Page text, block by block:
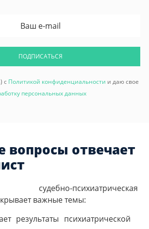
ПОДПИСАТЬСЯ
с Политикой конфиденциальности и даю свое
персональных данных
вопросы отвечает
судебно-психиатрическая
важные темы: